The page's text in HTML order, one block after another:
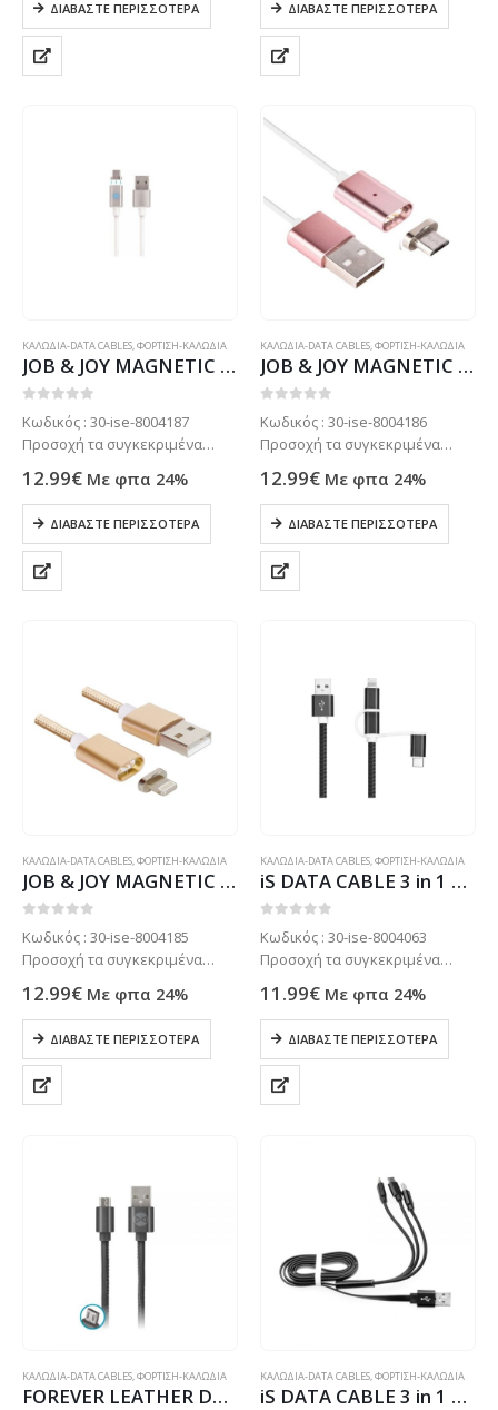
παραγγελία. Τηλεφωνήστε για
πιο σίγουρα στο: 2102799890
ΔΙΑΒΆΣΤΕ ΠΕΡΙΣΣΌΤΕΡΑ
παραγγελία. Τηλεφωνήστε για
πιο σίγουρα στο: 2102799890
ΔΙΑΒΆΣΤΕ ΠΕΡΙΣΣΌΤΕΡΑ
ΚΑΛΩΔΙΑ-DATA CABLES,ΦΟΡΤΙΣΗ-ΚΑΛΩΔΙΑ
JOB & JOY MAGNETIC DATA CABLE TYPE C 1m silver
Κωδικός : 30-ise-8004187
Προσοχή τα συγκεκριμένα
ετοιμοπαράδοτα στο
κατάστημα μας . Μόνο με
παραγγελία. Τηλεφωνήστε για
πιο σίγουρα στο: 2102799890
12.99€ Με φπα 24%
ΔΙΑΒΆΣΤΕ ΠΕΡΙΣΣΌΤΕΡΑ
ΚΑΛΩΔΙΑ-DATA CABLES,ΦΟΡΤΙΣΗ-ΚΑΛΩΔΙΑ
JOB & JOY MAGNETIC DATA CABLE MICRO 1m gold
Κωδικός : 30-ise-8004186
Προσοχή τα συγκεκριμένα
ετοιμοπαράδοτα στο
κατάστημα μας . Μόνο με
παραγγελία. Τηλεφωνήστε για
πιο σίγουρα στο: 2102799890
12.99€ Με φπα 24%
ΔΙΑΒΆΣΤΕ ΠΕΡΙΣΣΌΤΕΡΑ
ΚΑΛΩΔΙΑ-DATA CABLES,ΦΟΡΤΙΣΗ-ΚΑΛΩΔΙΑ
JOB & JOY MAGNETIC DATA CABLE LIGHTING 1m gold
Κωδικός : 30-ise-8004185
Προσοχή τα συγκεκριμένα
ετοιμοπαράδοτα στο
κατάστημα μας . Μόνο με
παραγγελία. Τηλεφωνήστε για
πιο σίγουρα στο: 2102799890
12.99€ Με φπα 24%
ΔΙΑΒΆΣΤΕ ΠΕΡΙΣΣΌΤΕΡΑ
ΚΑΛΩΔΙΑ-DATA CABLES,ΦΟΡΤΙΣΗ-ΚΑΛΩΔΙΑ
iS DATA CABLE 3 in 1 LACE MICRO USB/TYPE C/LIGHTNING black
Κωδικός : 30-ise-8004063
Προσοχή τα συγκεκριμένα
ετοιμοπαράδοτα στο
κατάστημα μας . Μόνο με
παραγγελία. Τηλεφωνήστε για
πιο σίγουρα στο: 2102799890
11.99€ Με φπα 24%
ΔΙΑΒΆΣΤΕ ΠΕΡΙΣΣΌΤΕΡΑ
ΚΑΛΩΔΙΑ-DATA CABLES,ΦΟΡΤΙΣΗ-ΚΑΛΩΔΙΑ
FOREVER LEATHER DATA CABLE MICRO USB 1m black
ΚΑΛΩΔΙΑ-DATA CABLES,ΦΟΡΤΙΣΗ-ΚΑΛΩΔΙΑ
iS DATA CABLE 3 in 1 MICRO USB/TYPE C/LIGHTNING 1m black